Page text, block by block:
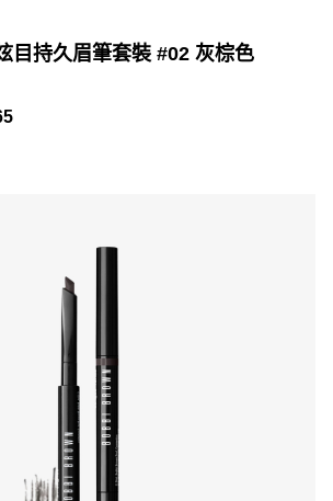
目持久眉筆套裝 #02 灰棕色